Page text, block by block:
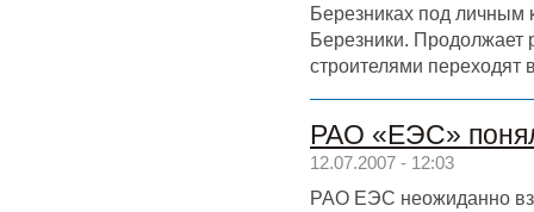
Березниках под личным
Березники. Продолжает
строителями переходят
РАО «ЕЭС»
12.07.2007 - 12:03
РАО ЕЭС неожиданно